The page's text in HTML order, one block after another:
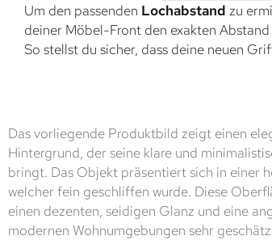
Um den passenden Lochabstand zu
deiner Möbel-Front den exakten Abstand
So stellst du sicher, dass deine neuen
Das vorliegende Produktbild zeigt einen
Hintergrund, der seine klare und
bringt. Das Objekt präsentiert sich in einer
welcher fein geschliffen wurde. Diese
einen dezenten, seidigen Glanz und eine
modernen Wohnumgebungen sehr